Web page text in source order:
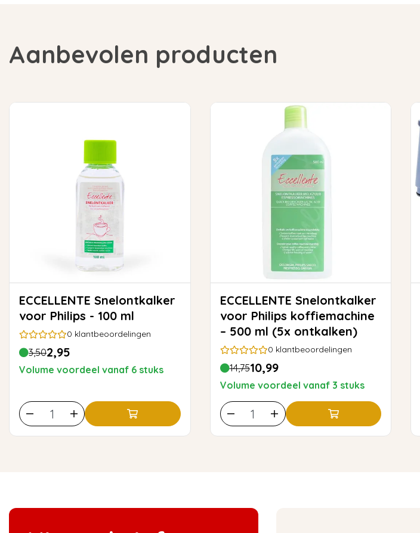
Aanbevolen producten
ECCELLENTE Snelontkalker
voor Philips - 100 ml
0 klantbeoordelingen
3,502,95
Volume voordeel vanaf 6 stuks
ECCELLENTE Snelontkalker
voor Philips koffiemachine
– 500 ml (5x ontkalken)
0 klantbeoordelingen
14,7510,99
Volume voordeel vanaf 3 stuks